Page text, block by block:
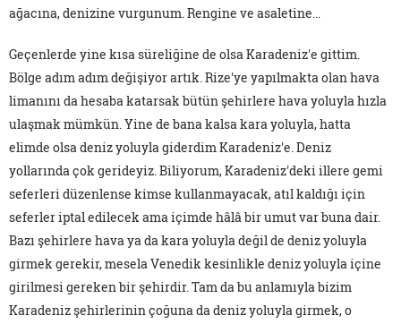
ağacına, denizine vurgunum. Rengine ve asaletine…
Geçenlerde yine kısa süreliğine de olsa Karadeniz'e gittim.
Bölge adım adım değişiyor artık. Rize'ye yapılmakta olan hava
limanını da hesaba katarsak bütün şehirlere hava yoluyla hızla
ulaşmak mümkün. Yine de bana kalsa kara yoluyla, hatta
elimde olsa deniz yoluyla giderdim Karadeniz'e. Deniz
yollarında çok gerideyiz. Biliyorum, Karadeniz'deki illere gemi
seferleri düzenlense kimse kullanmayacak, atıl kaldığı için
seferler iptal edilecek ama içimde hâlâ bir umut var buna dair.
Bazı şehirlere hava ya da kara yoluyla değil de deniz yoluyla
girmek gerekir, mesela Venedik kesinlikle deniz yoluyla içine
girilmesi gereken bir şehirdir. Tam da bu anlamıyla bizim
Karadeniz şehirlerinin çoğuna da deniz yoluyla girmek, o